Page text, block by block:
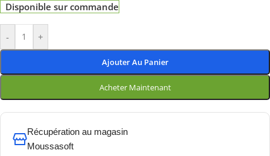
Disponible sur commande
- +
Ajouter Au Panier
Acheter Maintenant
Récupération au magasin
Moussasoft